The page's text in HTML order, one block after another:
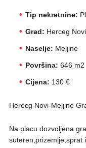
Tip nekretnine:
Grad: Herceg Novi
Naselje: Meljine
Površina: 646 m2
Cijena: 130 €
Herecg Novi-Meljine
Na placu dozvoljena
suteren,prizemlje,sprat